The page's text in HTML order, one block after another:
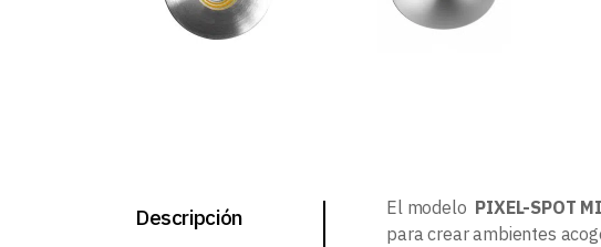
Descripción El modelo PIXEL-SPOT
para crear ambientes